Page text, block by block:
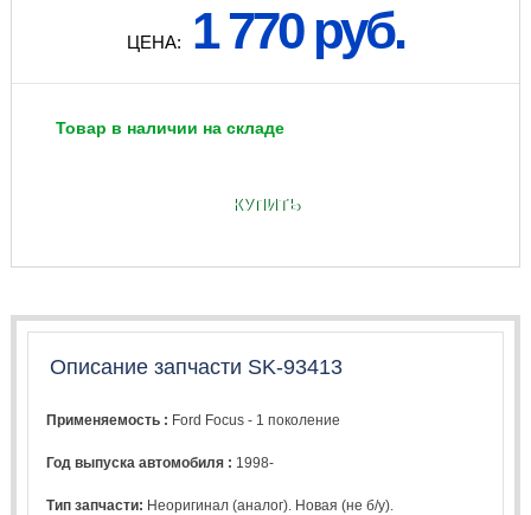
ЦЕНА: 1 770 руб.
Товар в наличии на складе
КУПИТЬ
Описание запчасти SK-93413
Применяемость : Ford Focus - 1 поколение
Год выпуска автомобиля : 1998-
Тип запчасти: Неоригинал (аналог). Новая (не б/у).